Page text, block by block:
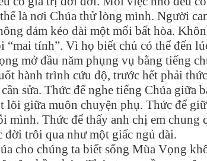
là nơi Chúa thử lòng mình. Người
dám kéo dài một mối bất hòa.
“mai tính”. Vì họ biết chủ có thể đến
mở đầu năm phụng vụ bằng tiếng
hành trình cứu độ, trước hết phải
sửa. Thức để nghe tiếng Chúa giữa
lõi giữa muôn chuyện phụ. Thức để
mình. Thức để thấy anh chị em chung
đời trôi qua như một giấc ngủ dài.
cho chúng ta biết sống Mùa Vọng